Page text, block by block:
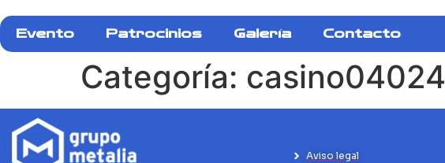
Evento Patrocinios Galería Contacto
Categoría: casino04024
Aviso legal